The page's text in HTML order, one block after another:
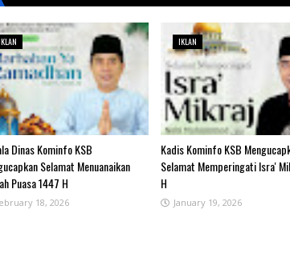
Dinas Kominfo KSB
Selamat Menuanaikan
Puasa 1447 H
18, 2026
IKLAN
Kadis Kominfo KSB
Selamat Memperingati Isra'
H
January 19, 2026